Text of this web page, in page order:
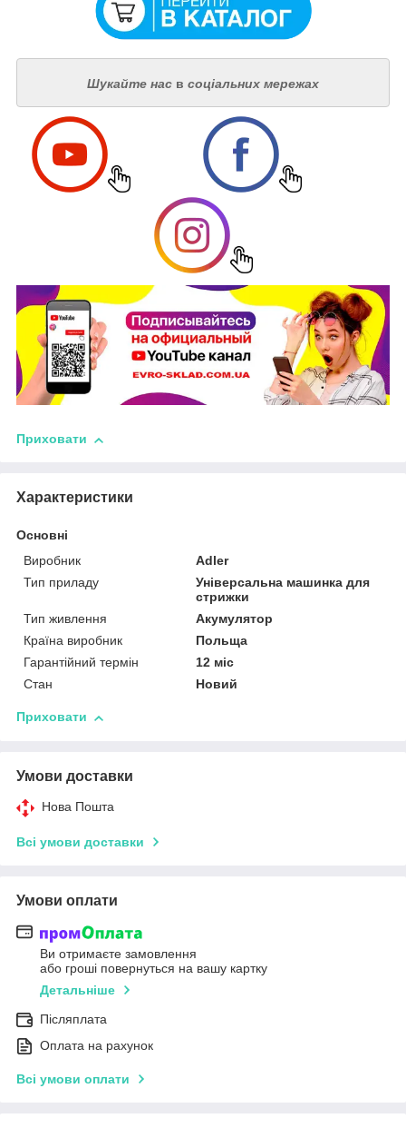
Шукайте нас в соціальних мережах
Приховати
Характеристики
Основні
Виробник
Adler
Тип приладу
Універсальна машинка для
стрижки
Тип живлення
Акумулятор
Країна виробник
Польща
Гарантійний термін
12 міс
Стан
Новий
Приховати
Умови доставки
Нова Пошта
Всі умови доставки
Умови оплати
Ви отримаєте замовлення
або гроші повернуться на вашу картку
Детальніше
Післяплата
Оплата на рахунок
Всі умови оплати